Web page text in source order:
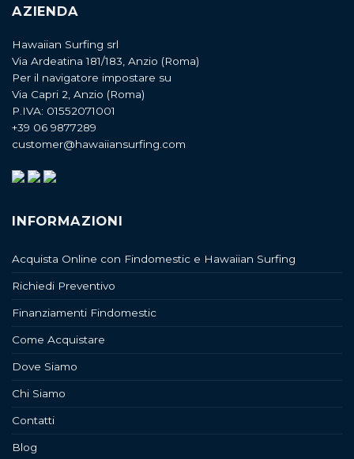
AZIENDA
Hawaiian Surfing srl
Via Ardeatina 181/183, Anzio (Roma)
Per il navigatore impostare su
Via Capri 2, Anzio (Roma)
P.IVA: 01552071001
+39 06 9877289
customer@hawaiiansurfing.com
INFORMAZIONI
Acquista Online con Findomestic e Hawaiian Surfing
Richiedi Preventivo
Finanziamenti Findomestic
Come Acquistare
Dove Siamo
Chi Siamo
Contatti
Blog